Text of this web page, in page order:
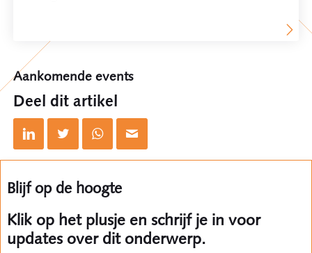
Aankomende events
Deel dit artikel
Blijf op de hoogte
Klik op het plusje en schrijf je in voor
updates over dit onderwerp.